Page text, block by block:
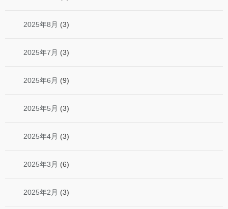
2025年8月 (3)
2025年7月 (3)
2025年6月 (9)
2025年5月 (3)
2025年4月 (3)
2025年3月 (6)
2025年2月 (3)